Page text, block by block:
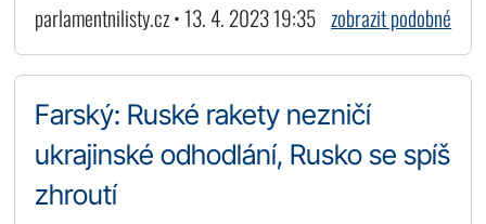
parlamentnilisty.cz • 13. 4. 2023 19:35 zobrazit podobné
Farský: Ruské rakety nezničí
ukrajinské odhodlání, Rusko se spíš
zhroutí